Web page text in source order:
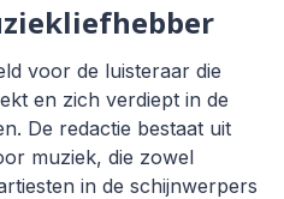
voor de luisteraar die
en zich verdiept in de
De redactie bestaat uit
muziek, die zowel
in de schijnwerpers